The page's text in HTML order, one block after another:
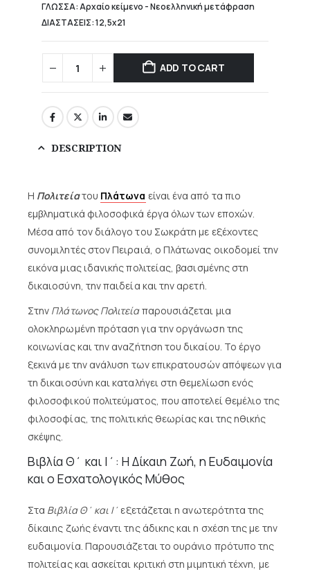
ΓΛΩΣΣΑ: Αρχαίο κείμενο - Νεοελληνική μετάφραση
ΔΙΑΣΤΑΣΕΙΣ: 12,5x21
ADD TO CART
DESCRIPTION
Η Πολιτείατου Πλάτωνα είναι ένα από τα πιο
εμβληματικά φιλοσοφικά έργα όλων των εποχών.
Μέσα από τον διάλογο του Σωκράτη με εξέχοντες
συνομιλητές στον Πειραιά, ο Πλάτωνας οικοδομεί την
εικόνα μιας ιδανικής πολιτείας, βασισμένης στη
δικαιοσύνη, την παιδεία και την αρετή.
Στην Πλάτωνος Πολιτείαπαρουσιάζεται μια
ολοκληρωμένη πρόταση για την οργάνωση της
κοινωνίας και την αναζήτηση του δικαίου. Το έργο
ξεκινά με την ανάλυση των επικρατουσών απόψεων για
τη δικαιοσύνη και καταλήγει στη θεμελίωση ενός
φιλοσοφικού πολιτεύματος, που αποτελεί θεμέλιο της
φιλοσοφίας, της πολιτικής θεωρίας και της ηθικής
σκέψης.
Βιβλία Θ΄ και Ι΄: Η Δίκαιη Ζωή, η Ευδαιμονία
και ο Εσχατολογικός Μύθος
Στα Βιβλία Θ΄ και Ι΄ εξετάζεται η ανωτερότητα της
δίκαιης ζωής έναντι της άδικης και η σχέση της με την
ευδαιμονία. Παρουσιάζεται το ουράνιο πρότυπο της
πολιτείας και ασκείται κριτική στη μιμητική τέχνη, με